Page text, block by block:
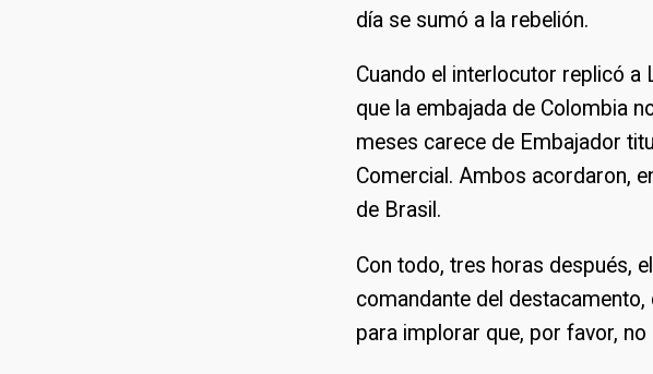
día se sumó a la rebelión.
Cuando el interlocutor replicó
que la embajada de Colombia
meses carece de Embajador
Comercial. Ambos acordaron,
de Brasil.
Con todo, tres horas después,
comandante del
para implorar que, por favor, no